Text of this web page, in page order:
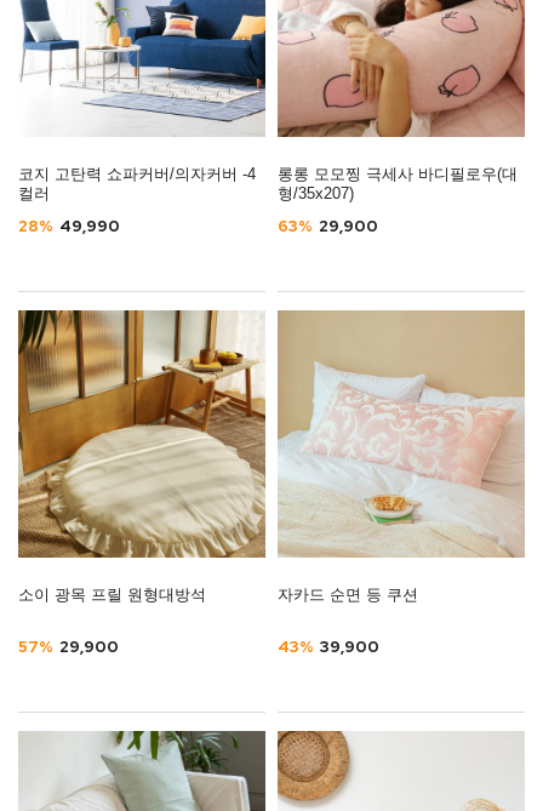
코지 고탄력 쇼파커버/의자커버 -4
컬러
28% 49,990
롱롱 모모찡 극세사 바디필로우(대
형/35x207)
63% 29,900
소이 광목 프릴 원형대방석
57% 29,900
자카드 순면 등 쿠션
43% 39,900